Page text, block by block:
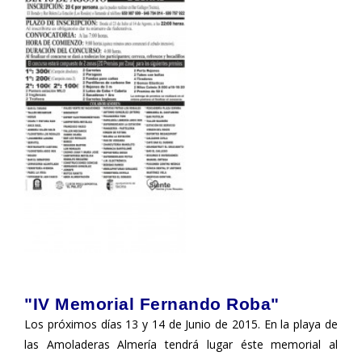
"IV Memorial Fernando Roba"
Los próximos días 13 y 14 de Junio de 2015. En la playa de
las Amoladeras Almería tendrá lugar éste memorial al